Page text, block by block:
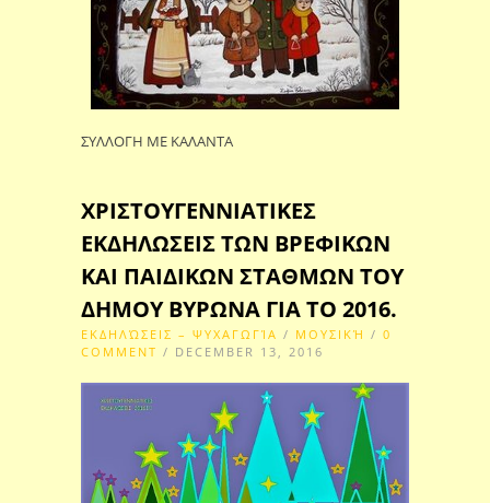
ΣΥΛΛΟΓΗ ΜΕ ΚΑΛΑΝΤΑ
ΧΡΙΣΤΟΥΓΕΝΝΙΑΤΙΚΕΣ
ΕΚΔΗΛΩΣΕΙΣ ΤΩΝ ΒΡΕΦΙΚΩΝ
ΚΑΙ ΠΑΙΔΙΚΩΝ ΣΤΑΘΜΩΝ ΤΟΥ
ΔΗΜΟΥ ΒΥΡΩΝΑ ΓΙΑ ΤΟ 2016.
ΕΚΔΗΛΏΣΕΙΣ – ΨΥΧΑΓΩΓΊΑ / ΜΟΥΣΙΚΉ / 0
COMMENT / DECEMBER 13, 2016